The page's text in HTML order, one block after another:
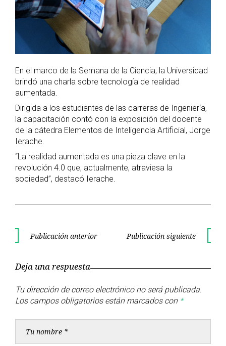
En el marco de la Semana de la Ciencia, la Universidad
brindó una charla sobre tecnología de realidad
aumentada.
Dirigida a los estudiantes de las carreras de Ingeniería,
la capacitación contó con la exposición del docente
de la cátedra Elementos de Inteligencia Artificial, Jorge
Ierache.
“La realidad aumentada es una pieza clave en la
revolución 4.0 que, actualmente, atraviesa la
sociedad”, destacó Ierache.
Navegación
entradas
Publicación anterior Publicación siguiente
Deja una respuesta
Tu dirección de correo electrónico no será publicada.
Los campos obligatorios están marcados con *